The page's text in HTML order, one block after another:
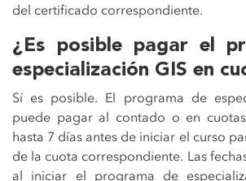
del certificado correspondiente.
¿Es posible pagar el
especialización GIS en
Sí es posible. El programa de
puede pagar al contado o en
hasta 7 días antes de iniciar el curso
de la cuota correspondiente. Las
al iniciar el programa de